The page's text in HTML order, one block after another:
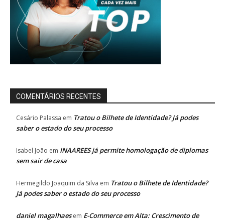
COMENTÁRIOS RECENTES
Cesário Palassa em Tratou o Bilhete de Identidade? Já podes
saber o estado do seu processo
Isabel João em INAAREES já permite homologação de diplomas
sem sair de casa
Hermegildo Joaquim da Silva em Tratou o Bilhete de Identidade?
Já podes saber o estado do seu processo
daniel magalhaesem E-Commerce em Alta: Crescimento de